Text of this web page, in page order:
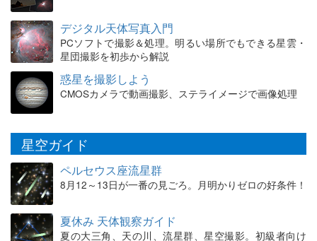
デジタル天体写真入門
PCソフトで撮影＆処理。明るい場所でもできる星雲・
星団撮影を初歩から解説
惑星を撮影しよう
CMOSカメラで動画撮影、ステライメージで画像処理
星空ガイド
ペルセウス座流星群
8月12～13日が一番の見ごろ。月明かりゼロの好条件！
夏休み 天体観察ガイド
夏の大三角、天の川、流星群、星空撮影。初級者向け